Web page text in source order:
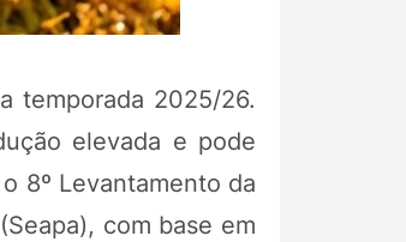
temporada 2025/26.
elevada e pode
8º Levantamento da
com base em